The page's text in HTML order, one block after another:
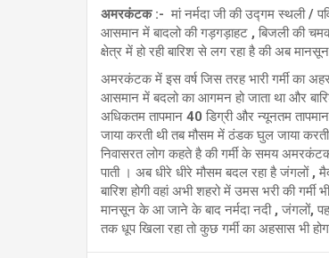
अमरकंटक :- मां नर्मदा जी की उद्गम स्थली /
आसमान में बादलो की गड़गड़ाहट , बिजली की
क्षेत्र में हो रही बारिश से लग रहा है की अब
अमरकंटक में इस वर्ष जिस तरह भारी गर्मी का
आसमान में बदलो का आगमन हो जाता था और
अधिकतम तापमान 40 डिग्री और न्यूनतम
जाया करती थी तब मौसम में ठंडक घुल जाया
निवासरत लोग कहते है की गर्मी के समय अमरकंटक
पाती । अब धीरे धीरे मौसम बदल रहा है जंगलों ,
बारिश होगी वहां अभी शहरो में उमस भरी की
मानसून के आ जाने के बाद नर्मदा नदी , जंगलों,
तक धूप खिला रहा तो कुछ गर्मी का अहसास भी